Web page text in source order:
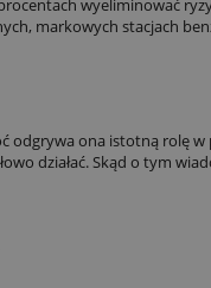
wyeliminować
markowych stacjach
ona istotną rolę w
działać. Skąd o tym